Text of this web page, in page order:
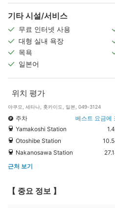
기타 시설/서비스
무료 인터넷 사용
대형 실내 욕장
목욕
일본어
위치 평가
야쿠모, 세타나, 홋카이도, 일본, 049-3124
주차
베스트 요금에
Yamakoshi Station
Otoshibe Station
Nakanosawa Station
근처 보기
【 중요 정보 】